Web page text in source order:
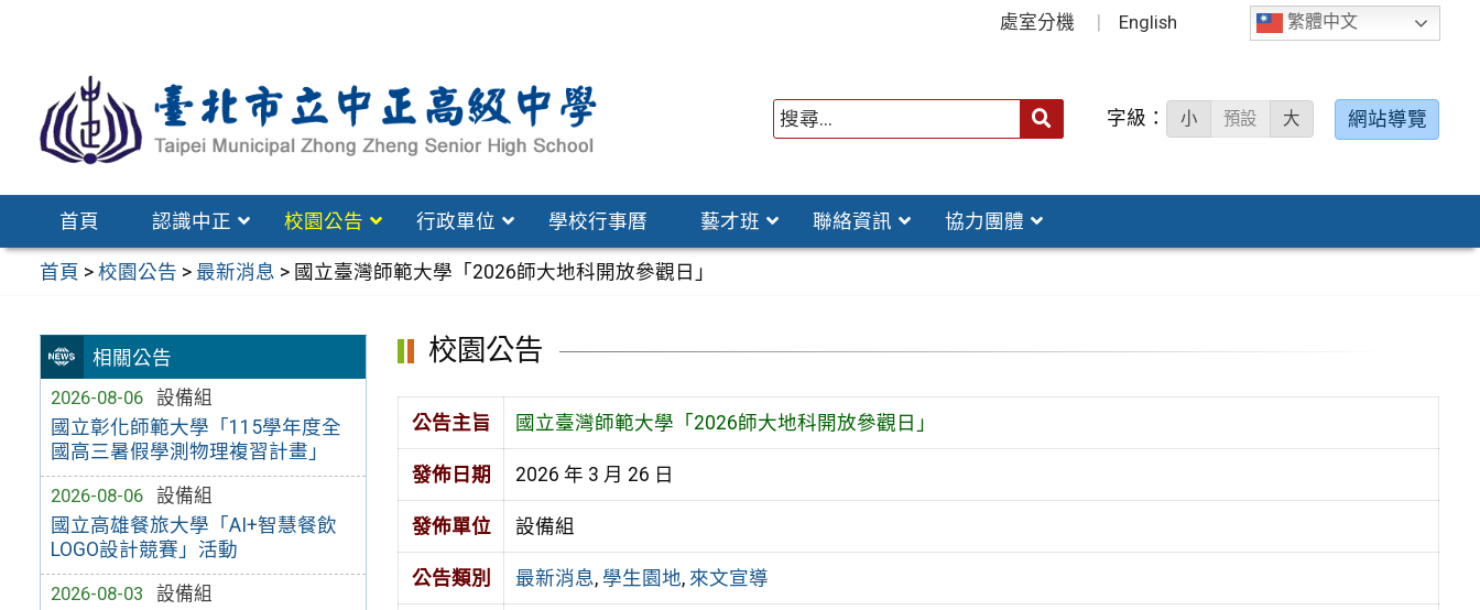
區
繁體中文
處室分機 English
字級： 小 預設 大 網站導覽
首頁 認識中正 校園公告 行政單位 學校行事曆 藝才班 聯絡資訊 協力團體
首頁 >校園公告 > 最新消息 > 國立臺灣師範大學「2026師大地科開放參觀日」
相關公告
2026-08-06
設備組
國立彰化師範大學「115學年度全
國高三暑假學測物理複習計畫」
2026-08-06
設備組
國立高雄餐旅大學「AI+智慧餐飲
LOGO設計競賽」活動
2026-08-03
設備組
校園公告
公告主旨 國立臺灣師範大學「2026師大地科開放參觀日」
發佈日期 2026 年 3 月 26 日
發佈單位 設備組
公告類別 最新消息, 學生園地, 來文宣導